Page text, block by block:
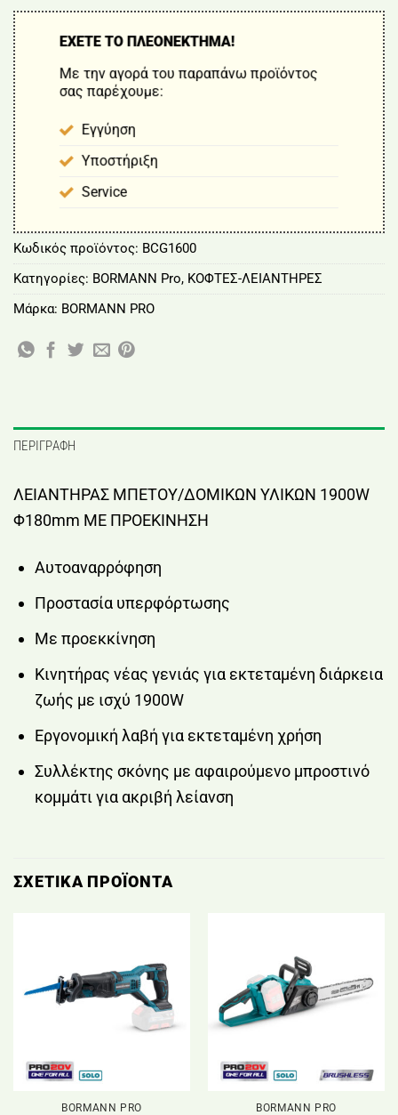
ΕΧΕΤΕ ΤΟ ΠΛΕΟΝΕΚΤΗΜΑ!
Με την αγορά του παραπάνω προϊόντος
σας παρέχουμε:
Εγγύηση
Υποστήριξη
Service
Κωδικός προϊόντος: BCG1600
Κατηγορίες: BORMANN Pro, ΚΟΦΤΕΣ-ΛΕΙΑΝΤΗΡΕΣ
Μάρκα: BORMANN PRO
ΠΕΡΙΓΡΑΦΉ
ΛΕΙΑΝΤΗΡΑΣ ΜΠΕΤΟΥ/ΔΟΜΙΚΩΝ ΥΛΙΚΩΝ 1900W
Φ180mm ΜΕ ΠΡΟΕΚΙΝΗΣΗ
Αυτοαναρρόφηση
Προστασία υπερφόρτωσης
Mε προεκκίνηση
Κινητήρας νέας γενιάς για εκτεταμένη διάρκεια
ζωής με ισχύ 1900W
Εργονομική λαβή για εκτεταμένη χρήση
Συλλέκτης σκόνης με αφαιρούμενο μπροστινό
κομμάτι για ακριβή λείανση
ΣΧΕΤΙΚΆ ΠΡΟΪΌΝΤΑ
BORMANN PRO BORMANN PRO